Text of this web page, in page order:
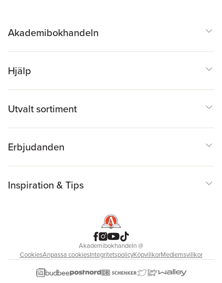
Akademibokhandeln
Hjälp
Utvalt sortiment
Erbjudanden
Inspiration & Tips
Akademibokhandeln@
CookiesAnpassa cookiesIntegritetspolicyKöpvillkorMedlemsvillkor